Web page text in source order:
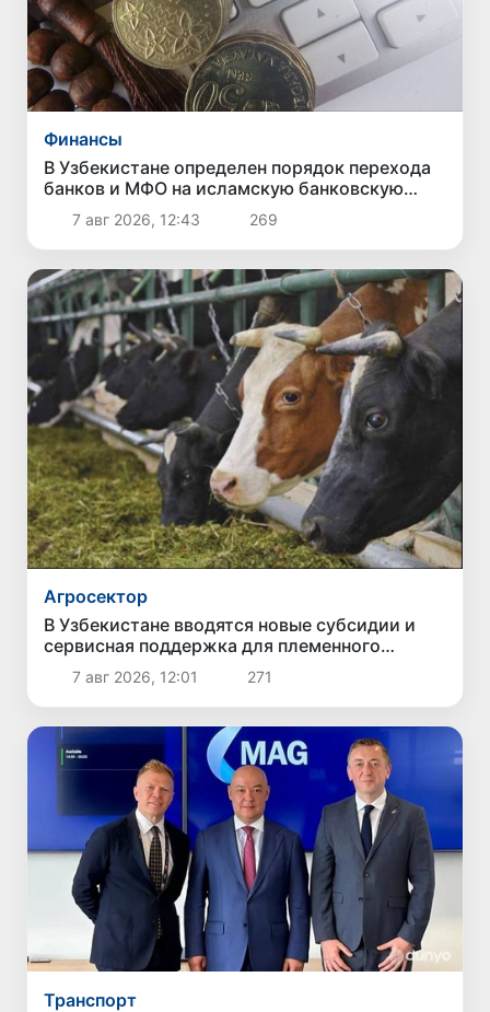
Финансы
В Узбекистане определен порядок перехода
банков и МФО на исламскую банковскую
деятельность
7 авг 2026, 12:43 269
Агросектор
В Узбекистане вводятся новые субсидии и
сервисная поддержка для племенного
животноводства
7 авг 2026, 12:01 271
Транспорт